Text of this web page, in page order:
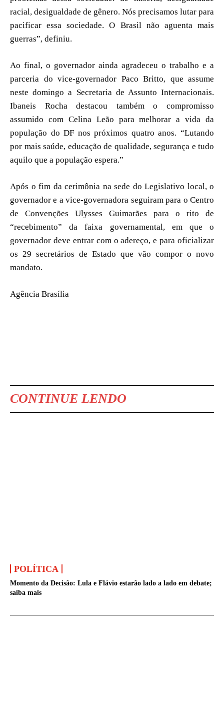
racial, desigualdade de gênero. Nós precisamos lutar para
pacificar essa sociedade. O Brasil não aguenta mais
guerras”, definiu.
Ao final, o governador ainda agradeceu o trabalho e a
parceria do vice-governador Paco Britto, que assume
neste domingo a Secretaria de Assunto Internacionais.
Ibaneis Rocha destacou também o compromisso
assumido com Celina Leão para melhorar a vida da
população do DF nos próximos quatro anos. “Lutando
por mais saúde, educação de qualidade, segurança e tudo
aquilo que a população espera.”
Após o fim da cerimônia na sede do Legislativo local, o
governador e a vice-governadora seguiram para o Centro
de Convenções Ulysses Guimarães para o rito de
“recebimento” da faixa governamental, em que o
governador deve entrar com o adereço, e para oficializar
os 29 secretários de Estado que vão compor o novo
mandato.
Agência Brasília
CONTINUE LENDO
POLÍTICA
Momento da Decisão: Lula e Flávio estarão lado a lado em debate;
saiba mais